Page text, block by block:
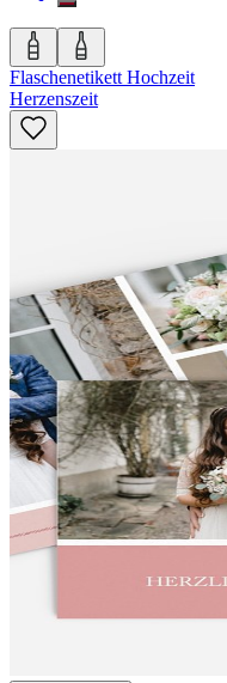
Flaschenetikett Hochzeit
Herzenszeit